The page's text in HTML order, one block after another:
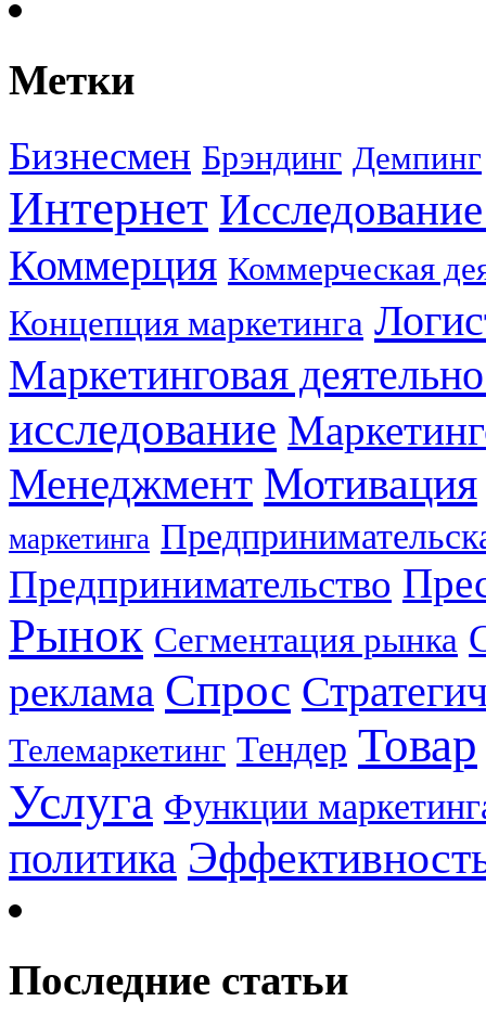
Метки
Бизнесмен Брэндинг Демпинг
Интернет
Коммерция Коммерческая
Концепция маркетинга
Маркетинговая
исследование
Менеджмент Мотивация
маркетинга
Предпринимательство
Рынок Сегментация рынка
реклама Спрос
Телемаркетинг Тендер Товар
Услуга Функции
политика
Последние статьи